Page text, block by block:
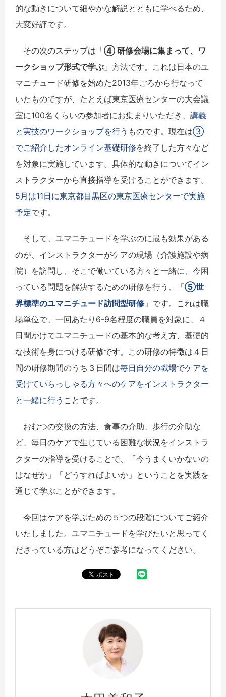
的な動きについて細やかな解説とともに学べるため、
大変好評です。
その次のステップは「④ 研修会場に集まって、ワ
ークショップ形式で学ぶ 」方法です。これは日本のユ
マニチュード研修を始めた2013年ごろから行なって
いたものですが、たとえば東京医療センターの大会議
室に100名くらいの参加者にお集まりいただき、 講義
と実技のワークショップを行う ものです。現在は③
でご紹介したオンライン基礎研修を終了した方々など
を対象に実施しています。具体的な動きについてイン
ストラクターから直接指導を受けることができます。
5月は11日に東京都目黒区の東京医療センターで実施
予定です。
そして、ユマニチュードを学ぶのに最も効果がある
のが、インストラクターがケアの現場（介護施設や病
院）を訪問し、そこで働いている方々と一緒に、今困
っている問題を解決するための研修を行う、「⑤世
界標準のユマニチュード訪問型研修 」です。これは職
場単位で、一回あたり6-9名程度の職員を対象に、４
日間かけてユマニチュードの基本的な考え方、基礎的
な技術を身につける研修です。この研修の特徴は４日
間の研修期間のうち３日間は毎日自分の職場でケアを
受けていらっしゃる方々へのケアをインストラクター
と一緒に行う ことです。
おむつの交換の方法、食事の介助、歩行の介助な
ど、毎日のケアで生じている困難な状況をインストラ
クターの指導を受けることで、「今うまくいかないの
はなぜか」「どうすればよいか」ということを実践を
通じて学ぶことができます。
今回はケアを学ぶための５つの段階についてご紹介
いたしました。ユマニチュードを学びたいと思ってく
ださっている方はどうぞご参考になってください。